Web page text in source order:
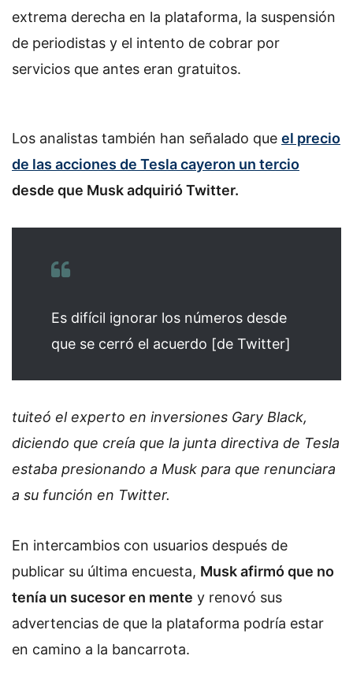
extrema derecha en la plataforma, la suspensión
de periodistas y el intento de cobrar por
servicios que antes eran gratuitos.
Los analistas también han señalado que el precio
de las acciones de Tesla cayeron un tercio
desde que Musk adquirió Twitter.
Es difícil ignorar los números desde
que se cerró el acuerdo [de Twitter]
tuiteó el experto en inversiones Gary Black,
diciendo que creía que la junta directiva de Tesla
estaba presionando a Musk para que renunciara
a su función en Twitter.
En intercambios con usuarios después de
publicar su última encuesta, Musk afirmó que no
tenía un sucesor en mente y renovó sus
advertencias de que la plataforma podría estar
en camino a la bancarrota.